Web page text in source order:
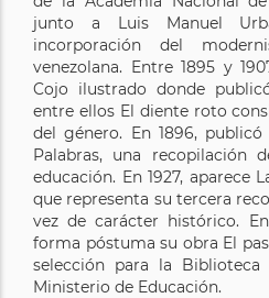
junto a Luis Manuel
incorporación del
venezolana. Entre 1895 y
Cojo ilustrado donde
entre ellos El diente roto
del género. En 1896,
Palabras, una recopilación
educación. En 1927, aparece
que representa su tercera
vez de carácter histórico.
forma póstuma su obra El
selección para la Biblioteca
Ministerio de Educación.